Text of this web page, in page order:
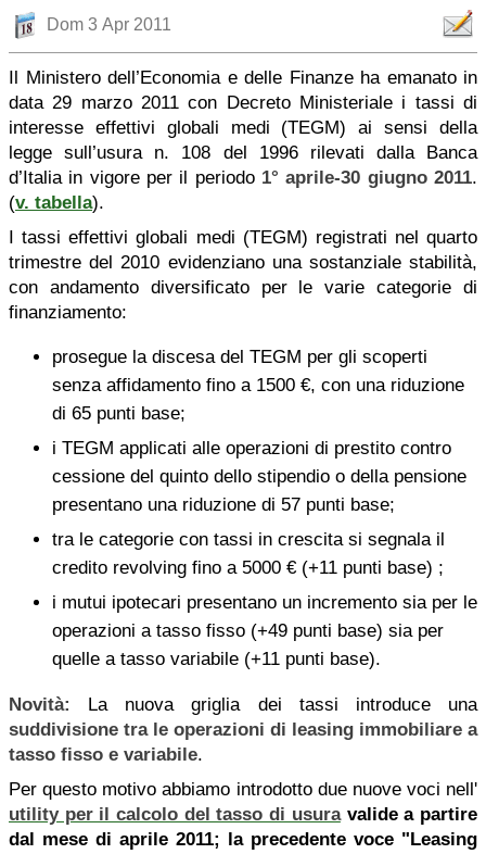
Dom 3 Apr 2011
Il Ministero dell’Economia e delle Finanze ha emanato in
data 29 marzo 2011 con Decreto Ministeriale i tassi di
interesse effettivi globali medi (TEGM) ai sensi della
legge sull’usura n. 108 del 1996 rilevati dalla Banca
d’Italia in vigore per il periodo 1° aprile-30 giugno 2011.
(v. tabella).
I tassi effettivi globali medi (TEGM) registrati nel quarto
trimestre del 2010 evidenziano una sostanziale stabilità,
con andamento diversificato per le varie categorie di
finanziamento:
prosegue la discesa del TEGM per gli scoperti
senza affidamento fino a 1500 €, con una riduzione
di 65 punti base;
i TEGM applicati alle operazioni di prestito contro
cessione del quinto dello stipendio o della pensione
presentano una riduzione di 57 punti base;
tra le categorie con tassi in crescita si segnala il
credito revolving fino a 5000 € (+11 punti base) ;
i mutui ipotecari presentano un incremento sia per le
operazioni a tasso fisso (+49 punti base) sia per
quelle a tasso variabile (+11 punti base).
Novità: La nuova griglia dei tassi introduce una
suddivisione tra le operazioni di leasing immobiliare a
tasso fisso e variabile.
Per questo motivo abbiamo introdotto due nuove voci nell'
utility per il calcolo del tasso di usuravalide a partire
dal mese di aprile 2011; la precedente voce "Leasing